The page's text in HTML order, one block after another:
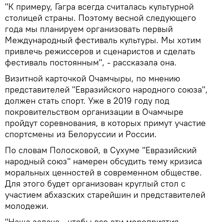
"К примеру, Гагра всегда считалась культурной
столицей страны. Поэтому весной следующего
года мы планируем организовать первый
Международный фестиваль культуры. Мы хотим
привлечь режиссеров и сценаристов и сделать
фестиваль постоянным", - рассказала она.
Визитной карточкой Очамчыры, по мнению
представителей "Евразийского народного союза",
должен стать спорт. Уже в 2019 году под
покровительством организации в Очамчыре
пройдут соревнования, в которых примут участие
спортсмены из Белоруссии и России.
По словам Полосковой, в Сухуме "Евразийский
народный союз" намерен обсудить тему кризиса
моральных ценностей в современном обществе.
Для этого будет организован круглый стол с
участием абхазских старейшин и представителей
молодежи.